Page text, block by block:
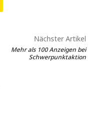
Nächster Artikel
Mehr als 100 Anzeigen bei
Schwerpunktaktion